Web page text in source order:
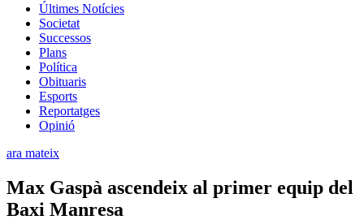
Últimes Notícies
Societat
Successos
Plans
Política
Obituaris
Esports
Reportatges
Opinió
ara mateix
Max Gaspà ascendeix al primer equip del
Baxi Manresa